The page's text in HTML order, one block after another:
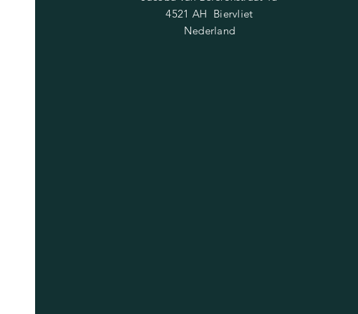
4521 AH Biervliet
Nederland